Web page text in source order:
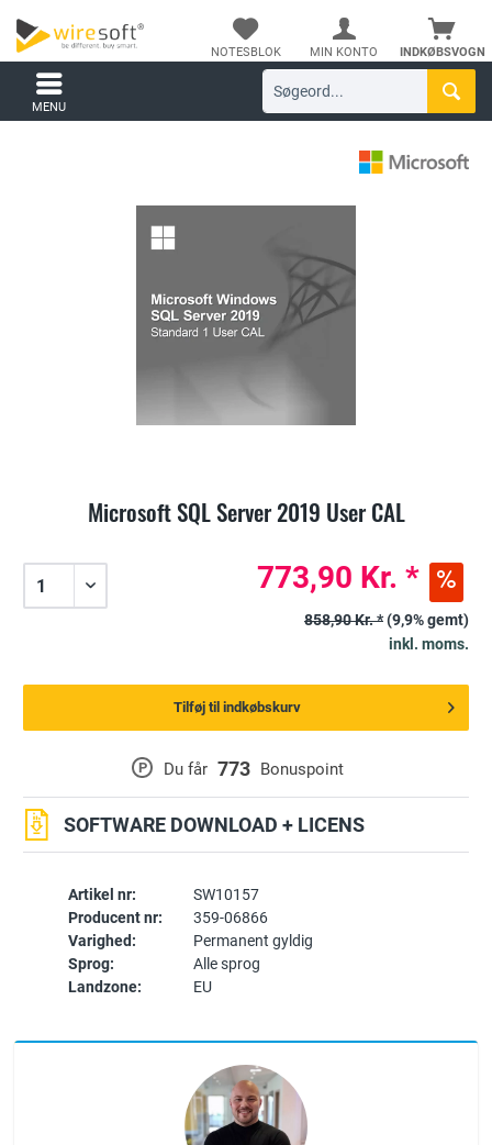
INDKØBSVOGN
NOTESBLOK MIN KONTO
MENU
Microsoft SQL Server 2019 User CAL
Artikel nr:
SW10157
Producent nr:
359-06866
Varighed:
Permanent gyldig
Sprog:
Alle sprog
Landzone:
EU
P Du får 773 Bonuspoint
SOFTWARE DOWNLOAD + LICENS
773,90 Kr. *
858,90 Kr. *(9,9% gemt)
inkl. moms.
Tilføj til indkøbskurv